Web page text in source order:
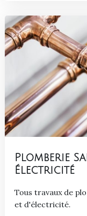
Plomberie
Électricité
Tous travaux de
et d'électricité.